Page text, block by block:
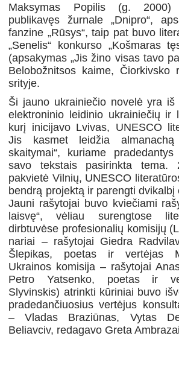
Maksymas Popilis (g. 2000)
publikavęs žurnale „Dnipro“,
fanzine „Rūsys“, taip pat buvo
„Senelis“ konkurso „Košmaras
(apsakymas „Jis žino visas tavo
Belobožnitsos kaime, Čiorkivsko
srityje.
Ši jauno ukrainiečionovelė yra iš
elektroninio leidinio ukrainiečių ir
kurį inicijavo Lvivas, UNESCO
Jis kasmet leidžia almanachą
skaitymai“, kuriame
savo tekstais pasirinkta tema.
pakvietė Vilnių, UNESCO
bendrą projektą ir parengti dvikalbį
Jauni rašytojai buvo kviečiami
laisvę“, vėliau surengtose
dirbtuvėse profesionalių komisijų
nariai – rašytojai Giedra
Šlepikas, poetas ir vertėjas
Ukrainos komisija – rašytojai
Petro Yatsenko, poetas ir
Slyvinskis) atrinkti kūriniai buvo
pradedančiuosius vertėjus
– Vladas Braziūnas, Vytas
Beliavciv, redagavo Greta